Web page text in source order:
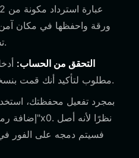
ورقة واحفظها في مكان آمن
تشاركها مع أي شخص أبدًا.
التحقق من الحساب:
مطلوب لتأكيد أنك قمت بنسخها احتياطيًا بشكل صحيح.